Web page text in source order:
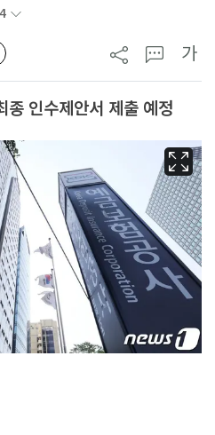
가
인수제안서 제출 예정